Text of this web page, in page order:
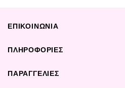
ΕΠΙΚΟΙΝΩΝΙΑ
ΠΛΗΡΟΦΟΡΙΕΣ
ΠΑΡΑΓΓΕΛΙΕΣ